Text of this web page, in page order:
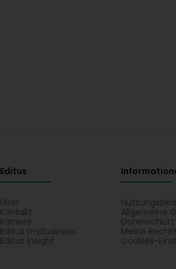
Editus
Über
Kontakt
Karriere
Editus myBusiness
Editus Insight
Allgemeine
Datenschutz
Meine
Cookies-